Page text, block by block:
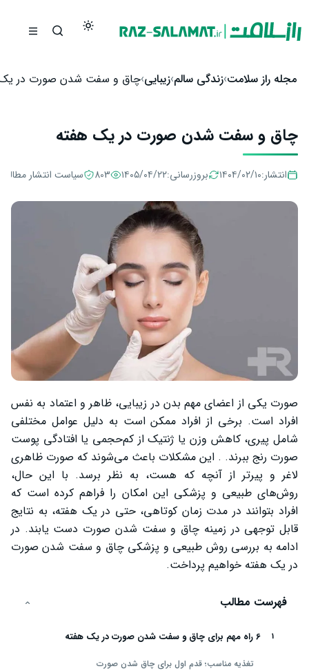
مجله راز سلامت زندگی سالم زیبایی چاق و سفت شدن صورت در
چاق و سفت شدن صورت در یک هفته
انتشار:۱۴۰۴/۰۲/۱۰ بروزرسانی:۱۴۰۵/۰۴/۲۲ 803 سیاست انتشار مطالب
صورت یکی از اعضای مهم بدن در زیبایی، ظاهر و اعتماد به نفس
افراد است. برخی از افراد ممکن است به دلیل عوامل مختلفی
شامل پیری، کاهش وزن یا ژنتیک از کم‌حجمی یا افتادگی پوست
صورت رنج ببرند. . این مشکلات باعث می‌شوند که صورت ظاهری
لاغر و پیرتر از آنچه که هست، به نظر برسد. با این حال،
روش‌های طبیعی و پزشکی این امکان را فراهم کرده است که
افراد بتوانند در مدت زمان کوتاهی، حتی در یک هفته، به نتایج
قابل توجهی در زمینه چاق و سفت شدن صورت دست یابند. در
ادامه به بررسی روش طبیعی و پزشکی چاق و سفت شدن صورت
در یک هفته خواهیم پرداخت.
فهرست مطالب
6 راه مهم برای چاق و سفت شدن صورت در یک هفته
تغذیه مناسب؛ قدم اول برای چاق شدن صورت